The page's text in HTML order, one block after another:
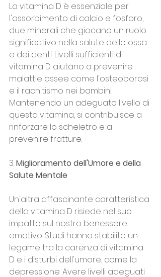
La vitamina D è essenziale per
l'assorbimento di calcio e fosforo,
due minerali che giocano un ruolo
significativo nella salute delle ossa
e dei denti. Livelli sufficienti di
vitamina D aiutano a prevenire
malattie ossee come l'osteoporosi
e il rachitismo nei bambini.
Mantenendo un adeguato livello di
questa vitamina, si contribuisce a
rinforzare lo scheletro e a
prevenire fratture.
3. Miglioramento dell'Umore e della
Salute Mentale
Un'altra affascinante caratteristica
della vitamina D risiede nel suo
impatto sul nostro benessere
emotivo. Studi hanno stabilito un
legame tra la carenza di vitamina
D e i disturbi dell'umore, come la
depressione. Avere livelli adeguati